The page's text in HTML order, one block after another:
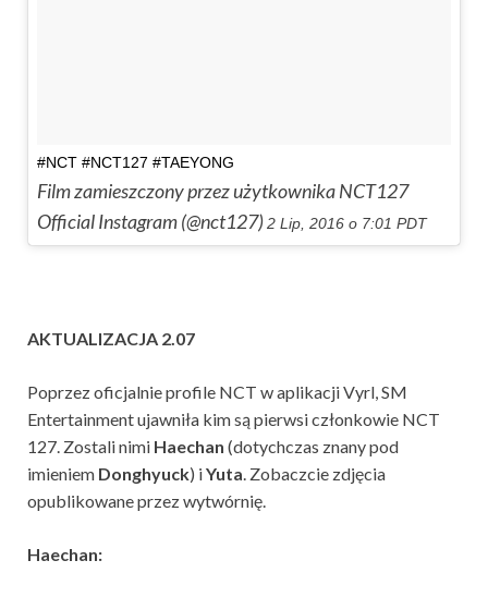
#NCT #NCT127 #TAEYONG
Film zamieszczony przez użytkownika NCT127
Official Instagram (@nct127)2 Lip, 2016 o 7:01 PDT
AKTUALIZACJA 2.07
Poprzez oficjalnie profile NCT w aplikacji Vyrl, SM
Entertainment ujawniła kim są pierwsi członkowie NCT
127. Zostali nimi Haechan (dotychczas znany pod
imieniem Donghyuck) iYuta. Zobaczcie zdjęcia
opublikowane przez wytwórnię.
Haechan: